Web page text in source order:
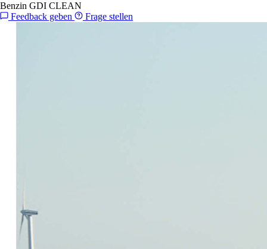
Benzin GDI CLEAN
Feedback geben
Frage stellen